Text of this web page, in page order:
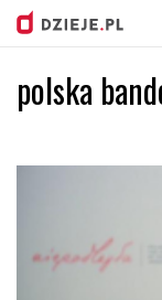
polska